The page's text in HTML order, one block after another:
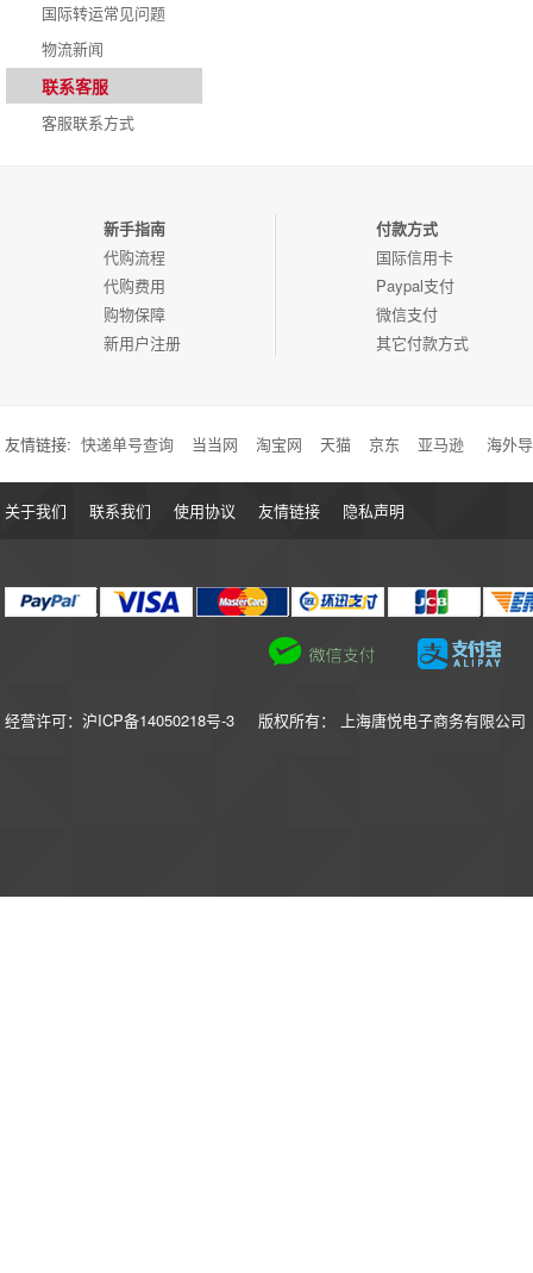
国际转运常见问题
物流新闻
联系客服
客服联系方式
新手指南
代购流程
代购费用
购物保障
新用户注册
付款方式
国际信用卡
Paypal支付
微信支付
其它付款方式
友情链接: 快递单号查询 当当网 淘宝网 天猫 京东 亚马逊 海外
关于我们 联系我们 使用协议 友情链接 隐私声明
经营许可：沪ICP备14050218号-3 版权所有： 上海唐悦电子商务有限公司